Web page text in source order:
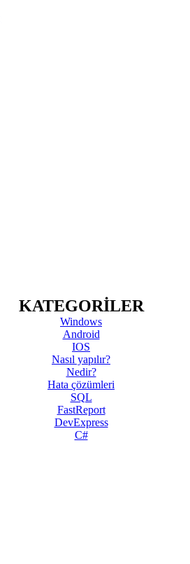
KATEGORİLER
Windows
Android
IOS
Nasıl yapılır?
Nedir?
Hata çözümleri
SQL
FastReport
DevExpress
C#